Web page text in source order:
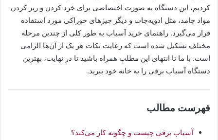
کردیم، این دستگاه به صورت اختصاصی برای خرد کردن و ریز کردن
مواد جامد، مثل ادویه‌جات و دیگر چیزهای خوراکی مورد استفاده
قرار می‌گیرد. راهنمای خرید آسیاب به طور کلی از چندین مرحله
مختلف تشکیل شده است که رعایت نکات هر یک از آن‌ها الزامی
است. با ما تا انتهای این مطلب همراه باشید تا در نهایت، بهترین
دستگاه آسیاب برقی را به خانه خود ببرید.
فهرست مطالب
آسیاب برقی چیست و چگونه کار می‌کند؟